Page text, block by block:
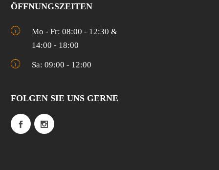
ÖFFNUNGSZEITEN
Mo - Fr: 08:00 - 12:30 &
14:00 - 18:00
Sa: 09:00 - 12:00
FOLGEN SIE UNS GERNE